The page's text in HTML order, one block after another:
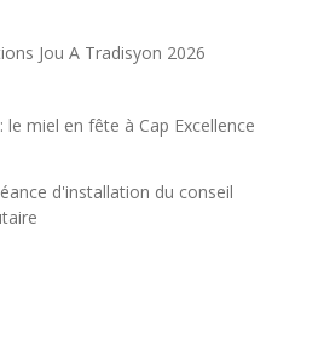
Jou A Tradisyon 2026
le miel en fête à Cap Excellence
d'installation du conseil